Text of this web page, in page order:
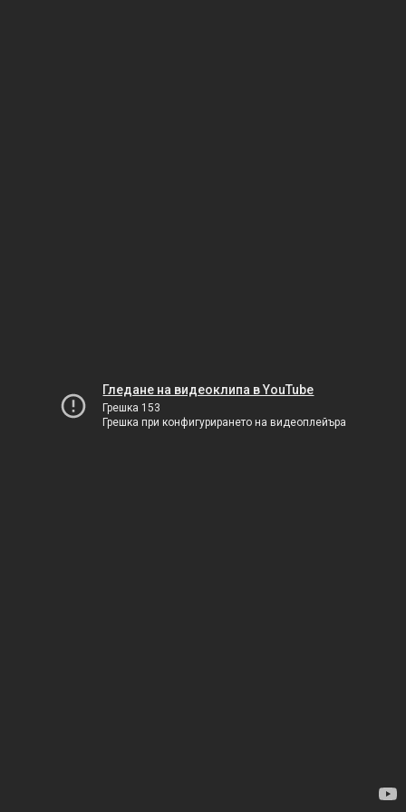
Гледане на видеоклипа в YouTube
Грешка 153
Грешка при конфигурирането на видеоплейъра